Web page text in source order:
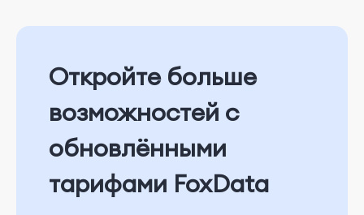
Откройте больше
возможностей с
обновлёнными
тарифами FoxData